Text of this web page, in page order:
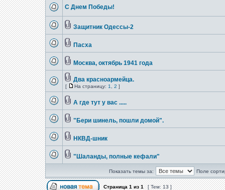
С Днем Победы!
Защитник Одессы-2
Пасха
Москва, октябрь 1941 года
Два красноармейца.
[ На страницу: 1 2 ]
А где тут у вас .....
"Бери шинель, пошли домой".
НКВД-шник
"Шаланды, полные кефали"
Показать темы за: Поле
Страница1из1 [ Тем: 13 ]